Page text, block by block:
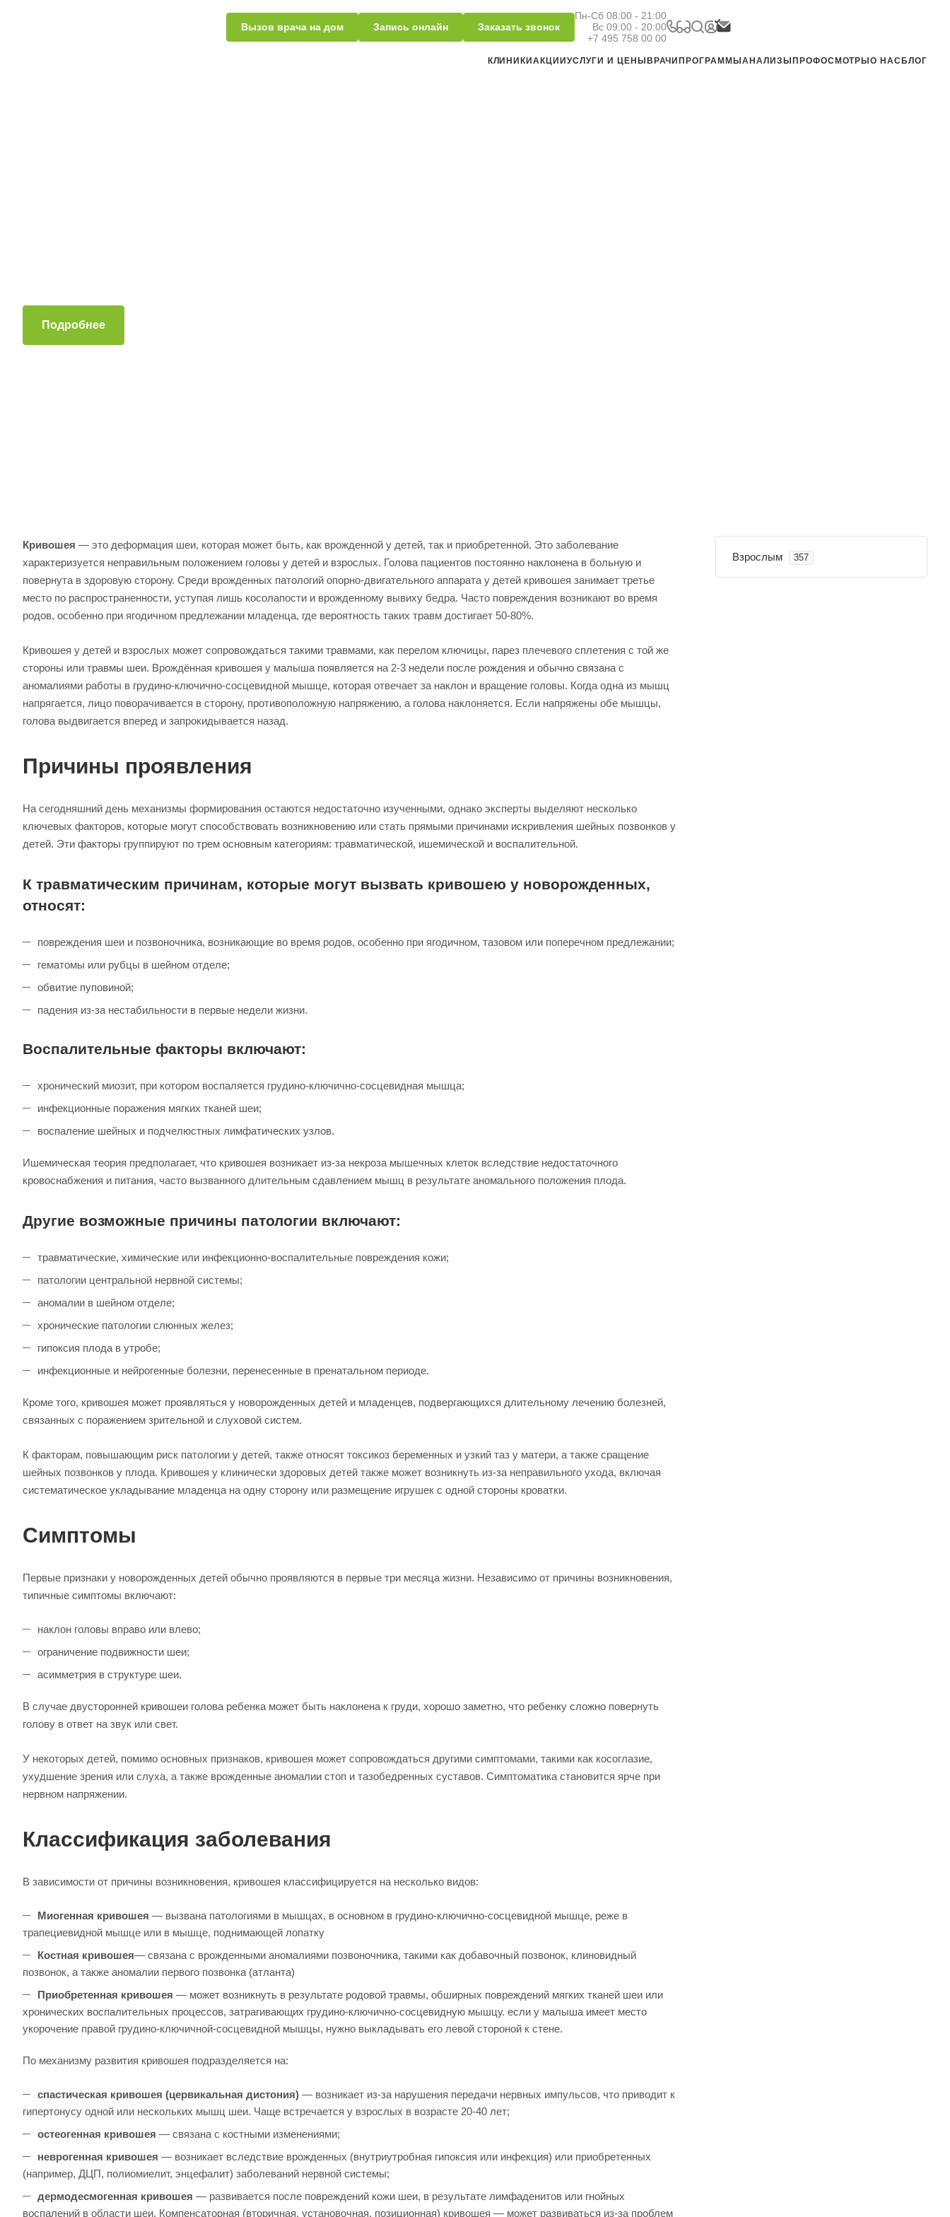
Вызов врача на дом Запись онлайн Заказать звонок
Пн-Сб 08:00 - 21:00
Вс 09:00 - 20:00
+7 495 758 00 00
КЛИНИКИАКЦИИУСЛУГИ И ЦЕНЫ ВРАЧИ ПРОГРАММЫАНАЛИЗЫ ПРОФОСМОТРЫО НАС БЛОГ
Подробнее
Кривошея — это деформация шеи, которая может быть, как врожденной у детей, так и приобретенной. Это заболевание
характеризуется неправильным положением головы у детей и взрослых. Голова пациентов постоянно наклонена в больную и
повернута в здоровую сторону. Среди врожденных патологий опорно-двигательного аппарата у детей кривошея занимает третье
место по распространенности, уступая лишь косолапости и врожденному вывиху бедра. Часто повреждения возникают во время
родов, особенно при ягодичном предлежании младенца, где вероятность таких травм достигает 50-80%.
Кривошея у детей и взрослых может сопровождаться такими травмами, как перелом ключицы, парез плечевого сплетения с той же
стороны или травмы шеи. Врождённая кривошея у малыша появляется на 2-3 недели после рождения и обычно связана с
аномалиями работы в грудино-ключично-сосцевидной мышце, которая отвечает за наклон и вращение головы. Когда одна из мышц
напрягается, лицо поворачивается в сторону, противоположную напряжению, а голова наклоняется. Если напряжены обе мышцы,
голова выдвигается вперед и запрокидывается назад.
Причины проявления
На сегодняшний день механизмы формирования остаются недостаточно изученными, однако эксперты выделяют несколько
ключевых факторов, которые могут способствовать возникновению или стать прямыми причинами искривления шейных позвонков у
детей. Эти факторы группируют по трем основным категориям: травматической, ишемической и воспалительной.
К травматическим причинам, которые могут вызвать кривошею у новорожденных,
относят:
повреждения шеи и позвоночника, возникающие во время родов, особенно при ягодичном, тазовом или поперечном предлежании;
гематомы или рубцы в шейном отделе;
обвитие пуповиной;
падения из-за нестабильности в первые недели жизни.
Воспалительные факторы включают:
хронический миозит, при котором воспаляется грудино-ключично-сосцевидная мышца;
инфекционные поражения мягких тканей шеи;
воспаление шейных и подчелюстных лимфатических узлов.
Ишемическая теория предполагает, что кривошея возникает из-за некроза мышечных клеток вследствие недостаточного
кровоснабжения и питания, часто вызванного длительным сдавлением мышц в результате аномального положения плода.
Другие возможные причины патологии включают:
травматические, химические или инфекционно-воспалительные повреждения кожи;
патологии центральной нервной системы;
аномалии в шейном отделе;
хронические патологии слюнных желез;
гипоксия плода в утробе;
инфекционные и нейрогенные болезни, перенесенные в пренатальном периоде.
Кроме того, кривошея может проявляться у новорожденных детей и младенцев, подвергающихся длительному лечению болезней,
связанных с поражением зрительной и слуховой систем.
К факторам, повышающим риск патологии у детей, также относят токсикоз беременных и узкий таз у матери, а также сращение
шейных позвонков у плода. Кривошея у клинически здоровых детей также может возникнуть из-за неправильного ухода, включая
систематическое укладывание младенца на одну сторону или размещение игрушек с одной стороны кроватки.
Симптомы
Первые признаки у новорожденных детей обычно проявляются в первые три месяца жизни. Независимо от причины возникновения,
типичные симптомы включают:
наклон головы вправо или влево;
ограничение подвижности шеи;
асимметрия в структуре шеи.
В случае двусторонней кривошеи голова ребенка может быть наклонена к груди, хорошо заметно, что ребенку сложно повернуть
голову в ответ на звук или свет.
У некоторых детей, помимо основных признаков, кривошея может сопровождаться другими симптомами, такими как косоглазие,
ухудшение зрения или слуха, а также врожденные аномалии стоп и тазобедренных суставов. Симптоматика становится ярче при
нервном напряжении.
Классификация заболевания
В зависимости от причины возникновения, кривошея классифицируется на несколько видов:
Миогенная кривошея — вызвана патологиями в мышцах, в основном в грудино-ключично-сосцевидной мышце, реже в
трапециевидной мышце или в мышце, поднимающей лопатку
Костная кривошея— связана с врожденными аномалиями позвоночника, такими как добавочный позвонок, клиновидный
позвонок, а также аномалии первого позвонка (атланта)
Приобретенная кривошея — может возникнуть в результате родовой травмы, обширных повреждений мягких тканей шеи или
хронических воспалительных процессов, затрагивающих грудино-ключично-сосцевидную мышцу. если у малыша имеет место
укорочение правой грудино-ключичной-сосцевидной мышцы, нужно выкладывать его левой стороной к стене.
По механизму развития кривошея подразделяется на:
спастическая кривошея (цервикальная дистония) — возникает из-за нарушения передачи нервных импульсов, что приводит к
гипертонусу одной или нескольких мышц шеи. Чаще встречается у взрослых в возрасте 20-40 лет;
остеогенная кривошея — связана с костными изменениями;
неврогенная кривошея — возникает вследствие врожденных (внутриутробная гипоксия или инфекция) или приобретенных
(например, ДЦП, полиомиелит, энцефалит) заболеваний нервной системы;
дермодесмогенная кривошея — развивается после повреждений кожи шеи, в результате лимфаденитов или гнойных
воспалений в области шеи. Компенсаторная (вторичная, установочная, позиционная) кривошея — может развиваться из-за проблем
Взрослым 357